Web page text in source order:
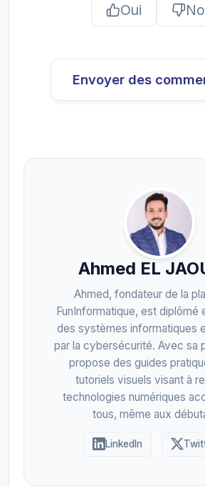
Oui
Envoyer des
Ahmed EL
Ahmed, fondateur de la
FunInformatique, est diplômé
des systèmes informatiques
par la cybersécurité. Avec sa
propose des guides
tutoriels visuels visant à
technologies numériques
tous, même aux
LinkedIn